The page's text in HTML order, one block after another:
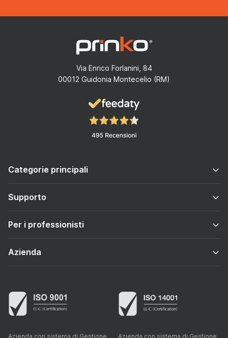
Via Enrico Forlanini, 84
00012 Guidonia Montecelio (RM)
Categorie principali
Supporto
Per i professionisti
Azienda
Azienda con sistema di Gestione Azienda con sistema di Gestione